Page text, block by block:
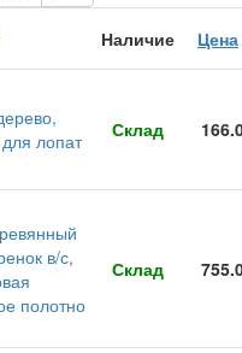
Наличие Цена
лопат
Склад
в/с,
полотно
Склад